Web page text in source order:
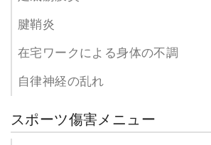
腱鞘炎
在宅ワークによる身体の不調
自律神経の乱れ
スポーツ傷害メニュー